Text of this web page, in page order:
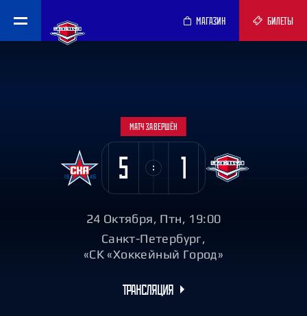
МАГАЗИН БИЛЕТЫ
МАТЧ ЗАВЕРШЁН
5 1
24 Октября, Птн, 19:00
Санкт-Петербург,
«СК «Хоккейный Город»
ТРАНСЛЯЦИЯ